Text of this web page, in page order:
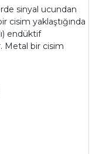
sinyal ucundan
cisim yaklaştığında
endüktif
Metal bir cisim